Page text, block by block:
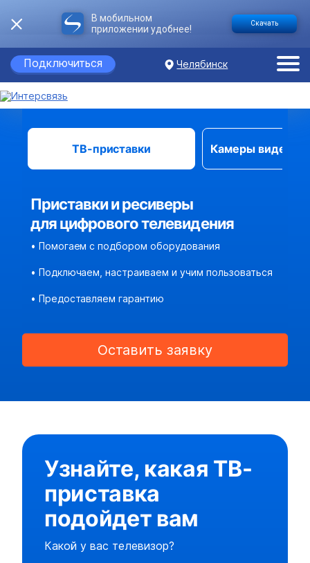
В мобильном
приложении удобнее!
Скачать
Подключиться Челябинск
ТВ-приставки Камеры
Приставки и ресиверы
для цифрового телевидения
• Помогаем с подбором оборудования
• Подключаем, настраиваем и учим пользоваться
• Предоставляем гарантию
Оставить заявку
Узнайте, какая ТВ-
приставка
подойдет вам
Какой у вас телевизор?